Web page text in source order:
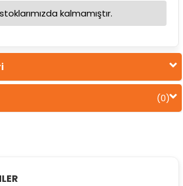
kalmamıştır.
(0)